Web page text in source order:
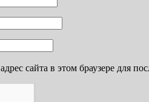
сайта в этом браузере для